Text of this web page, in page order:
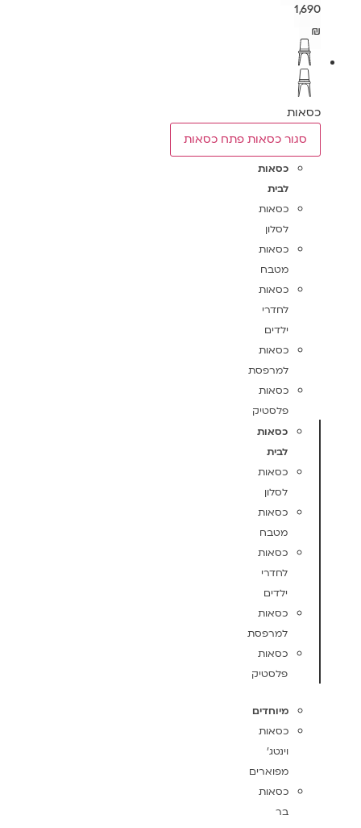
1,690
₪
כסאות
סגור כסאות פתח כסאות
כסאות
לבית
כסאות
לסלון
כסאות
מטבח
כסאות
לחדרי
ילדים
כסאות
למרפסת
כסאות
פלסטיק
כסאות
לבית
כסאות
לסלון
כסאות
מטבח
כסאות
לחדרי
ילדים
כסאות
למרפסת
כסאות
פלסטיק
מיוחדים
כסאות
וינטג'
מפוארים
כסאות
בר